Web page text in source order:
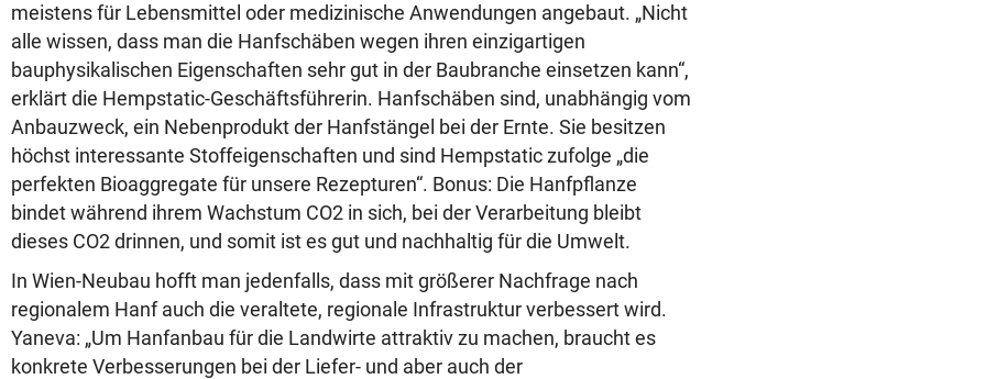
meistens für Lebensmittel oder medizinische Anwendungen angebaut. „Nicht
alle wissen, dass man die Hanfschäben wegen ihren einzigartigen
bauphysikalischen Eigenschaften sehr gut in der Baubranche einsetzen kann“,
erklärt die Hempstatic-Geschäftsführerin. Hanfschäben sind, unabhängig vom
Anbauzweck, ein Nebenprodukt der Hanfstängel bei der Ernte. Sie besitzen
höchst interessante Stoffeigenschaften und sind Hempstatic zufolge „die
perfekten Bioaggregate für unsere Rezepturen“. Bonus: Die Hanfpflanze
bindet während ihrem Wachstum CO2 in sich, bei der Verarbeitung bleibt
dieses CO2 drinnen, und somit ist es gut und nachhaltig für die Umwelt.
In Wien-Neubau hofft man jedenfalls, dass mit größerer Nachfrage nach
regionalem Hanf auch die veraltete, regionale Infrastruktur verbessert wird.
Yaneva: „Um Hanfanbau für die Landwirte attraktiv zu machen, braucht es
konkrete Verbesserungen bei der Liefer- und aber auch der